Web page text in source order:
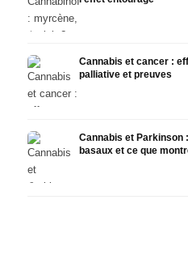
Cannabis et cancer :
palliative et preuves
Cannabis et Parkinson
basaux et ce que